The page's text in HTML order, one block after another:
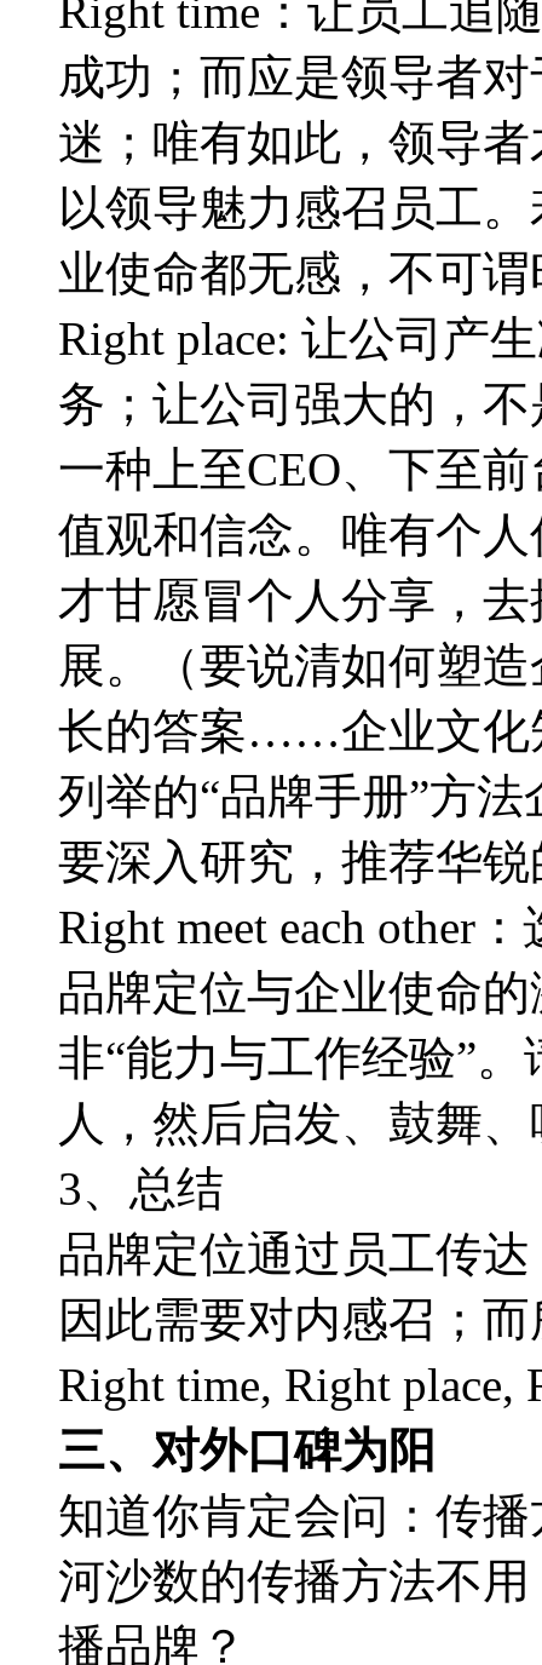
Right time：让员工追
成功；而应是领导者
迷；唯有如此，领导
以领导魅力感召员工
业使命都无感，不可
Right place: 让公司产
务；让公司强大的，
一种上至CEO、下至
值观和信念。唯有个
才甘愿冒个人分享，
展。（要说清如何塑
长的答案……企业文化
列举的“品牌手册”方
要深入研究，推荐华
Right meet each other
品牌定位与企业使命
非“能力与工作经验”
人，然后启发、鼓舞
3、总结
品牌定位通过员工传
因此需要对内感召；
Right time, Right place,
三、对外口碑为阳
知道你肯定会问：传
河沙数的传播方法不
播品牌？